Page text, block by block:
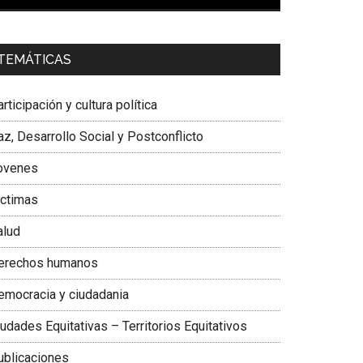
Carolina Corcho Mejía,
Sur, Vicepresidenta Federación
y cultura política
Desarrollo Social y Postconflicto
humanos
y ciudadania
Equitativas – Territorios Equitativos